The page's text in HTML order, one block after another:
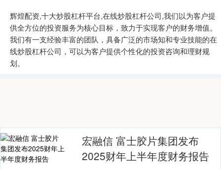
辉煌配资,十大炒股杠杆平台,在线炒股杠杆公司,我们以为客户提
供全方位的投资服务为核心目标，致力于实现客户的财务增值。
我们有一支经验丰富的团队，具备广泛的市场知和专业技能的在
线炒股杠杆公司，可以为客户提供个性化的投资咨询和理财规
划。
宏融信 富士胶片集团发布
2025财年上半年度财务报告